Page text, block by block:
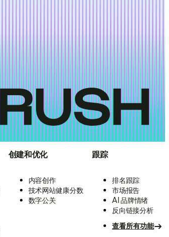
创建和优化
内容创作
技术网站健康分数
数字公关
跟踪
排名跟踪
市场报告
AI 品牌情绪
反向链接分析
查看所有功能